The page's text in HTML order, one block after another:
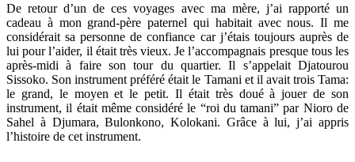
De retour d’un de ces voyages avec ma mère, j’ai rapporté un
cadeau à mon grand-père paternel qui habitait avec nous. Il me
considérait sa personne de confiance car j’étais toujours auprès de
lui pour l’aider, il était très vieux. Je l’accompagnais presque tous les
après-midi à faire son tour du quartier. Il s’appelait Djatourou
Sissoko. Son instrument préféré était le Tamani et il avait trois Tama:
le grand, le moyen et le petit. Il était très doué à jouer de son
instrument, il était même considéré le “roi du tamani” par Nioro de
Sahel à Djumara, Bulonkono, Kolokani. Grâce à lui, j’ai appris
l’histoire de cet instrument.